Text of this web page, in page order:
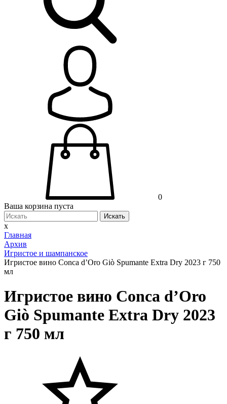
0
Ваша корзина пуста
Искать
x
Главная
Архив
Игристое и шампанское
Игристое вино Conca d’Oro Giò Spumante Extra Dry 2023 г 750
мл
Игристое вино Conca d’Oro
Giò Spumante Extra Dry 2023
г 750 мл